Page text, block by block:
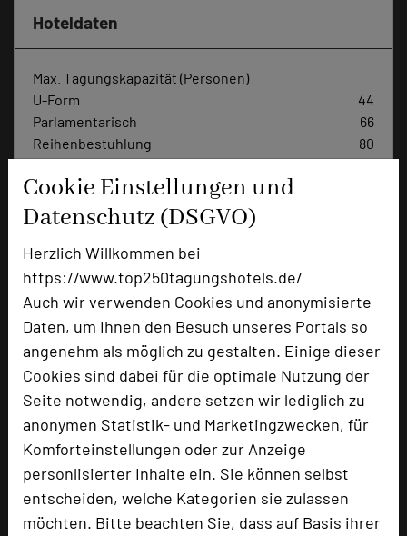
Cookie Einstellungen und
Datenschutz (DSGVO)
Herzlich Willkommen bei
https://www.top250tagungshotels.de/
Auch wir verwenden Cookies und anonymisierte
Daten, um Ihnen den Besuch unseres Portals so
angenehm als möglich zu gestalten. Einige dieser
Cookies sind dabei für die optimale Nutzung der
Seite notwendig, andere setzen wir lediglich zu
anonymen Statistik- und Marketingzwecken, für
Komforteinstellungen oder zur Anzeige
personlisierter Inhalte ein. Sie können selbst
entscheiden, welche Kategorien sie zulassen
möchten. Bitte beachten Sie, dass auf Basis ihrer
Hoteldaten
Max. Tagungskapazität (Personen)
U-Form
44
Parlamentarisch
66
Reihenbestuhlung
80
Doppelzimmer
Einzelzimmer
Suiten
2
Juniorsuiten
2
Besonders geeignet für
Seminar, Klausur, Event, Kreativprozesse